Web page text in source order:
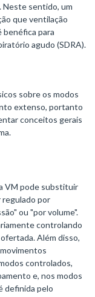
Neste sentido, um
que ventilação
para
agudo (SDRA).
sobre os modos
extenso, portanto
conceitos gerais
VM pode substituir
regulado por
ou "por volume".
controlando
Além disso,
controlados,
e, nos modos
definida pelo